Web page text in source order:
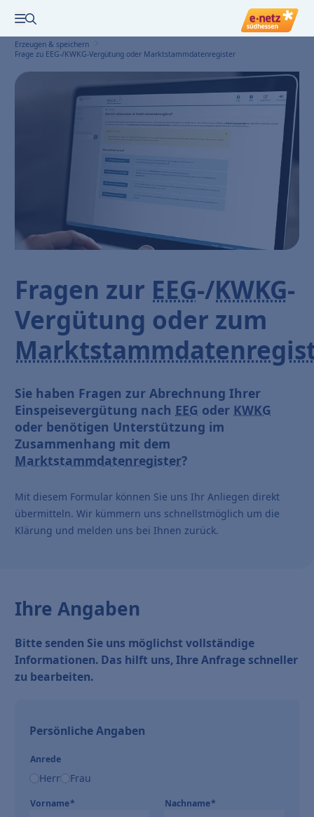
Menü öffnen
Erzeugen & speichern
Frage zu EEG-/KWKG-Vergütung oder Marktstammdatenregister
Fragen zur EEG-/KWKG-
Vergütung oder zum
Sie haben Fragen zur Abrechnung Ihrer
Einspeisevergütung nach EEG oder KWKG
oder benötigen Unterstützung im
Zusammenhang mit dem
Marktstammdatenregister?
Mit diesem Formular können Sie uns Ihr Anliegen direkt
übermitteln. Wir kümmern uns schnellstmöglich um die
Klärung und melden uns bei Ihnen zurück.
Ihre Angaben
Bitte senden Sie uns möglichst vollständige
Informationen. Das hilft uns, Ihre Anfrage schneller
zu bearbeiten.
Persönliche Angaben
Anrede
Herr Frau
Vorname* Nachname*